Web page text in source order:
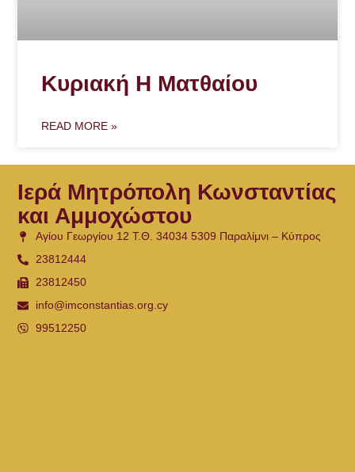
Κυριακή Η Ματθαίου
READ MORE »
Ιερά Μητρόπολη Κωνσταντίας
και Αμμοχώστου
Αγίου Γεωργίου 12 Τ.Θ. 34034 5309 Παραλίμνι – Κύπρος
23812444
23812450
info@imconstantias.org.cy
99512250